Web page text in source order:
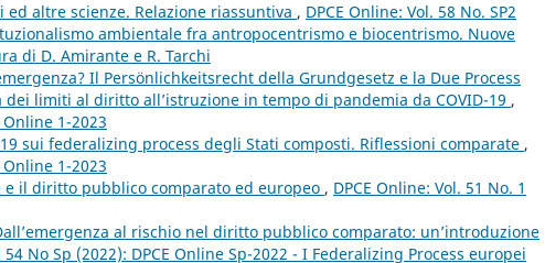
ed altre scienze. Relazione riassuntiva , DPCE Online: Vol. 58 No. SP2
ambientale fra antropocentrismo e biocentrismo. Nuove
di D. Amirante e R. Tarchi
Il Persönlichkeitsrecht della Grundgesetz e la Due Process
dei limiti al diritto all’istruzione in tempo di pandemia da COVID-19 ,
Online 1-2023
sui federalizing process degli Stati composti. Riflessioni comparate ,
Online 1-2023
e il diritto pubblico comparato ed europeo , DPCE Online: Vol. 51 No. 1
al rischio nel diritto pubblico comparato: un’introduzione
54 No Sp (2022): DPCE Online Sp-2022 - I Federalizing Process europei